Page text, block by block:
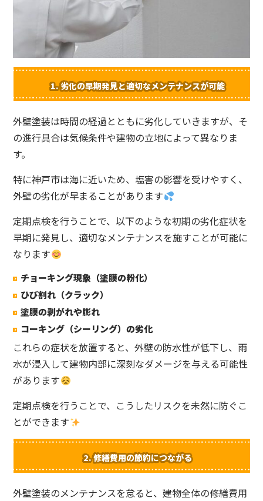
1.劣化の早期発見と適切なメンテナンスが可能
外壁塗装は時間の経過とともに劣化していきますが、そ
の進行具合は気候条件や建物の立地によって異なりま
す。
特に神戸市は海に近いため、塩害の影響を受けやすく、
外壁の劣化が早まることがあります
定期点検を行うことで、以下のような初期の劣化症状を
早期に発見し、適切なメンテナンスを施すことが可能に
なります
チョーキング現象（塗膜の粉化）
ひび割れ（クラック）
塗膜の剥がれや膨れ
コーキング（シーリング）の劣化
これらの症状を放置すると、外壁の防水性が低下し、雨
水が浸入して建物内部に深刻なダメージを与える可能性
があります
定期点検を行うことで、こうしたリスクを未然に防ぐこ
とができます
2.修繕費用の節約につながる
外壁塗装のメンテナンスを怠ると、建物全体の修繕費用